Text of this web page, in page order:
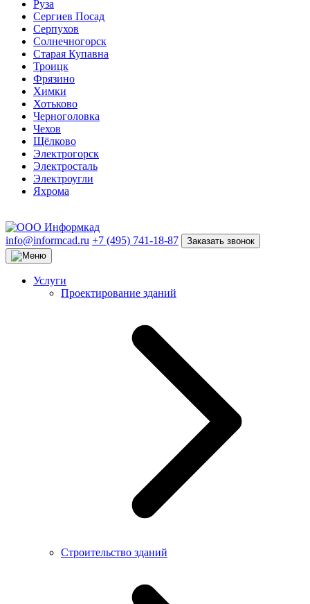
Руза
Сергиев Посад
Серпухов
Солнечногорск
Старая Купавна
Троицк
Фрязино
Химки
Хотьково
Черноголовка
Чехов
Щёлково
Электрогорск
Электросталь
Электроугли
Яхрома
info@informcad.ru +7 (495) 741-18-87 Заказать звонок
Услуги
Проектирование зданий
Строительство зданий